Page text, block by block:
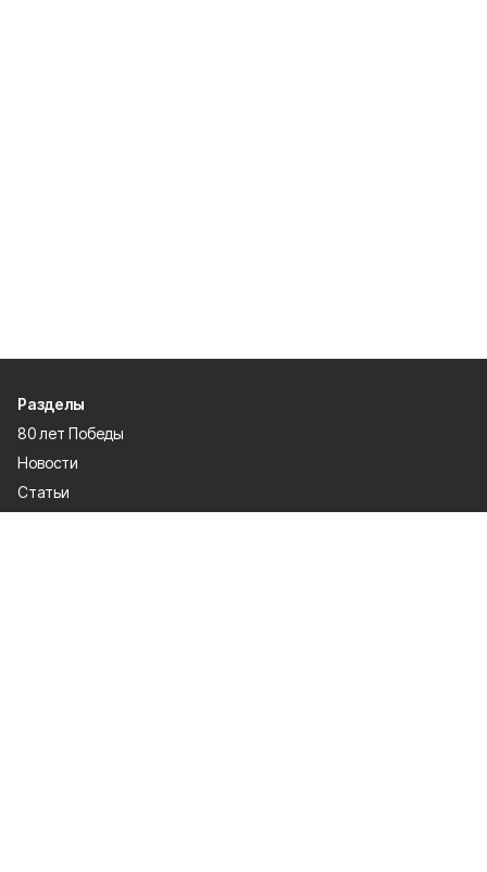
Разделы
80 лет Победы
Новости
Статьи